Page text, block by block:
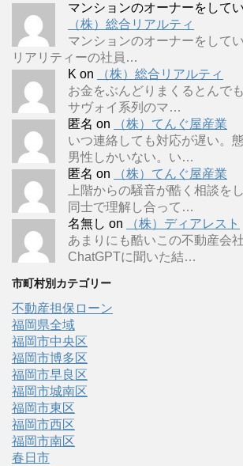
マンションのオーナーをして
（株）総合リアルティ
マンションのオーナーをして
リアリティーの社員…
K on
（株）総合リアルティ
お金をぶんどりまくるとんで
サヴォイ系列のマ…
匿名 on
（株）てんぐ屋産業
いつ連絡しても対応が遅い。
男性しかいない。い…
匿名 on
（株）てんぐ屋産業
上階からの騒音が酷く相談を
同士で理解し合って…
名無し on
（株）ディアレスト
あまりにも酷いこの不動産会
ChatGPTに聞いた結…
市町村別カテゴリー
不動産担保ローン
福岡県全域
福岡市中央区
福岡市博多区
福岡市早良区
福岡市城南区
福岡市東区
福岡市西区
福岡市南区
春日市